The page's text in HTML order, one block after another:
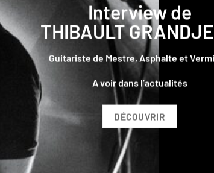
Nouveautés de la boutique
LES « GOODIES »
Découvrez les t-shirts officiels Jeudy Amplification
DÉCOUVRIR